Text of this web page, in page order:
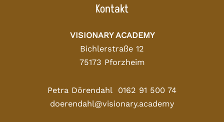
Kontakt
VISIONARY ACADEMY
Bichlerstraße 12
75173 Pforzheim
Petra Dörendahl 0162 91 500 74
doerendahl@visionary.academy